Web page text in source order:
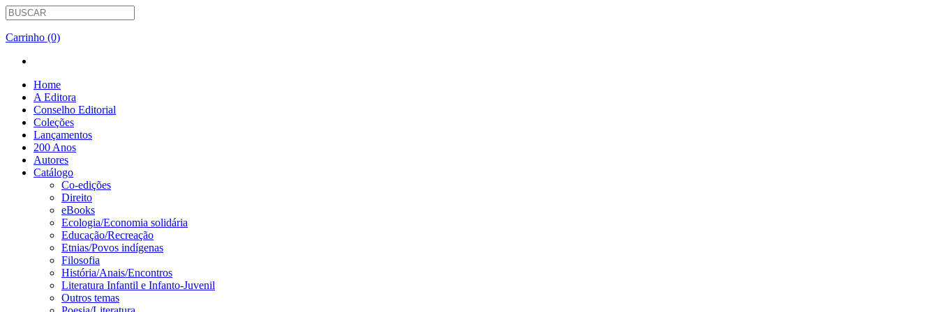
Carrinho (0)
Home
A Editora
Conselho Editorial
Coleções
Lançamentos
200 Anos
Autores
Catálogo
Co-edições
Direito
eBooks
Ecologia/Economia solidária
Educação/Recreação
Etnias/Povos indígenas
Filosofia
História/Anais/Encontros
Literatura Infantil e Infanto-Juvenil
Outros temas